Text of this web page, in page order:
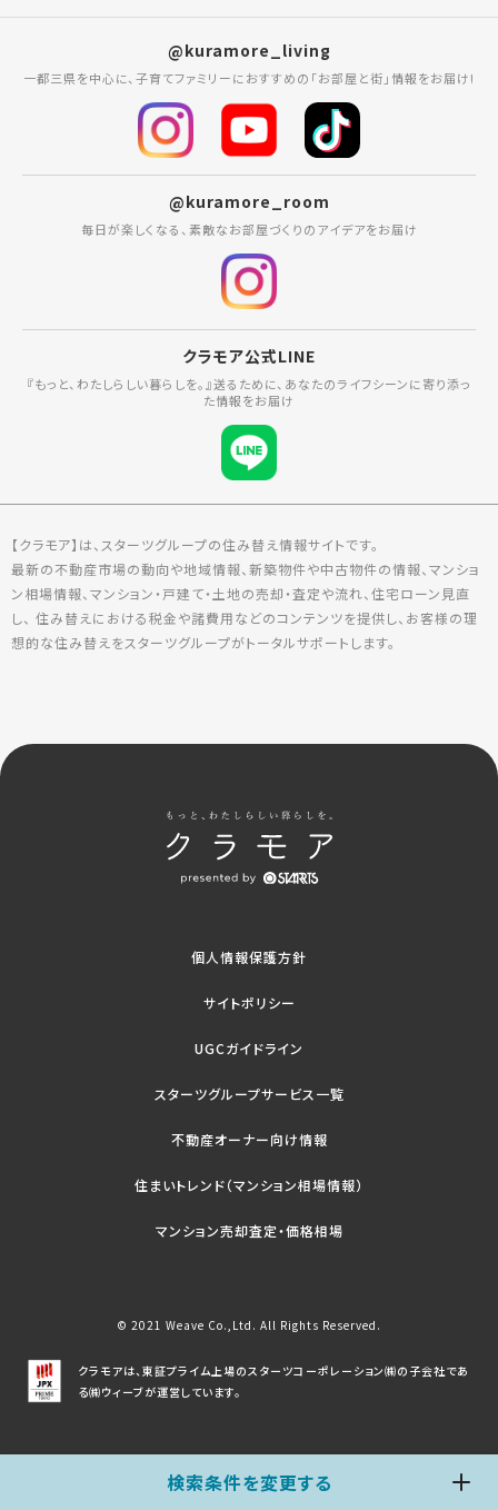
検索条件を変更する
@kuramore_living
一都三県を中心に、子育てファミリーにおすすめの「お部屋と街」情報をお届け!
@kuramore_room
毎日が楽しくなる、素敵なお部屋づくりのアイデアをお届け
クラモア公式LINE
『もっと、わたしらしい暮らしを。』送るために、あなたのライフシーンに寄り添っ
た情報をお届け
【クラモア】は、スターツグループの住み替え情報サイトです。
最新の不動産市場の動向や地域情報、新築物件や中古物件の情報、マンショ
ン相場情報、マンション・戸建て・土地の売却・査定や流れ、住宅ローン見直
し、 住み替えにおける税金や諸費用などのコンテンツを提供し、お客様の理
想的な住み替えをスターツグループがトータルサポートします。
個人情報保護方針
サイトポリシー
UGCガイドライン
スターツグループサービス一覧
不動産オーナー向け情報
住まいトレンド（マンション相場情報）
マンション売却査定・価格相場
© 2021 Weave Co.,Ltd. All Rights Reserved.
クラモアは、東証プライム上場のスターツコーポレーション㈱の子会社であ
る㈱ウィーブが運営しています。